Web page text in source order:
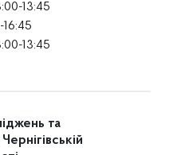
13:45
16:45
13:45
та